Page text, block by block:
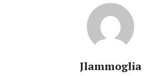
Jlammoglia